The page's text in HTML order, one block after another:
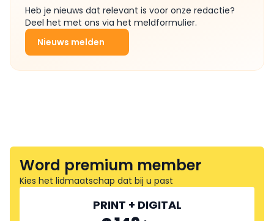
Heb je nieuws dat relevant is voor onze redactie?
Deel het met ons via het meldformulier.
Nieuws melden
Word premium member
Kies het lidmaatschap dat bij u past
PRINT + DIGITAL